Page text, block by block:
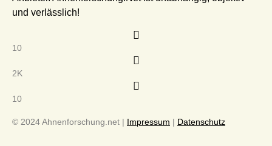
und verlässlich!
10
2K
10
© 2024 Ahnenforschung.net | Impressum | Datenschutz